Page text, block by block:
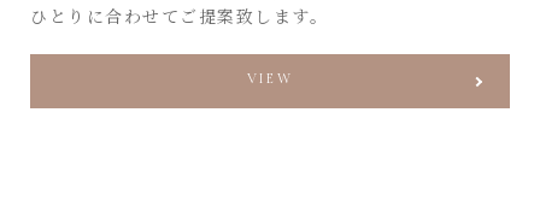
ひとりに合わせてご提案致します。
VIEW